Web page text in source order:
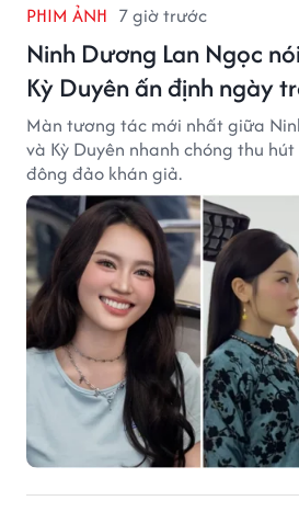
PHIM ẢNH 7 giờ trước
Ninh Dương Lan Ngọc
Kỳ Duyên ấn định ngày
Màn tương tác mới nhất giữa
và Kỳ Duyên nhanh chóng thu
đông đảo khán giả.